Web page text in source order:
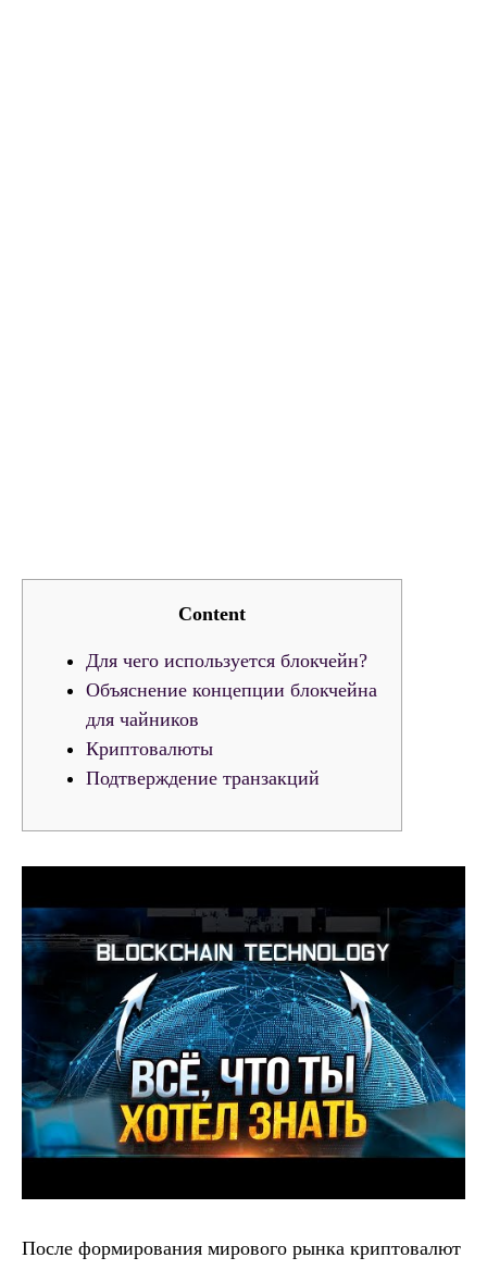
Content
Для чего используется блокчейн?
Объяснение концепции блокчейна
для чайников
Криптовалюты
Подтверждение транзакций
После формирования мирового рынка криптовалют